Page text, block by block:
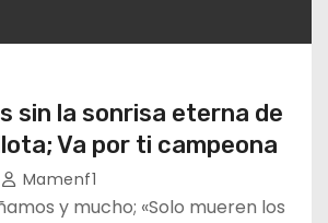
sin la sonrisa eterna de
Va por ti campeona
Mamenf1
y mucho; «Solo mueren los